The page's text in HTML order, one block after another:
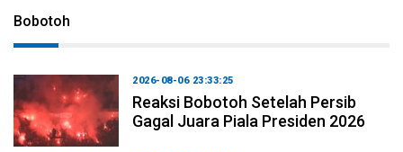
Bobotoh
2026-08-06 23:33:25
Reaksi Bobotoh Setelah Persib
Gagal Juara Piala Presiden 2026